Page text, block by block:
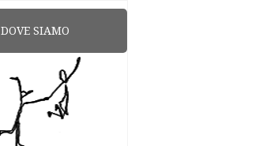
DOVE SIAMO